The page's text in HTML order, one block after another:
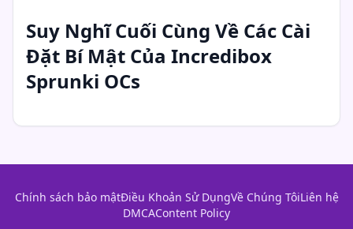
Suy Nghĩ Cuối Cùng Về Các Cài
Đặt Bí Mật Của Incredibox
Sprunki OCs
Chính sách bảo mậtĐiều Khoản Sử DụngVề Chúng TôiLiên hệ
DMCAContent Policy